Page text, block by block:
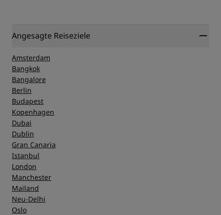
Angesagte Reiseziele
Amsterdam
Bangkok
Bangalore
Berlin
Budapest
Kopenhagen
Dubai
Dublin
Gran Canaria
Istanbul
London
Manchester
Mailand
Neu-Delhi
Oslo